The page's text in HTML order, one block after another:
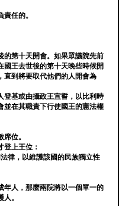
任的。
的第十天開會。如果眾議院先前
國王去世後的第十天晚些時候開
直到將要取代他們的人開會為
登基或由攝政王宣誓，以比利時
並在其職責下行使國王的憲法權
位。
登上王位：
律，以維護該國的民族獨立性
年人，那麼兩院將以一個單一的
。